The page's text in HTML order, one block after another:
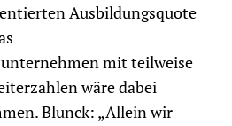
Ausbildungsquote
mit teilweise
wäre dabei
Blunck: „Allein wir